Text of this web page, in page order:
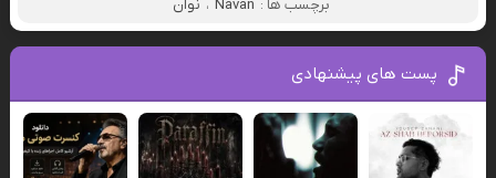
برچسب ها : Navan ، نوان
پست های پیشنهادی